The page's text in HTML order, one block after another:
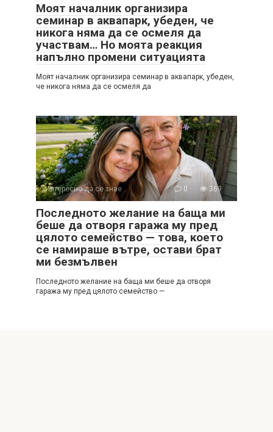
Моят началник организира
семинар в аквапарк, убеден, че
никога няма да се осмеля да
участвам… Но моята реакция
напълно промени ситуацията
Моят началник организира семинар в аквапарк, убеден,
че никога няма да се осмеля да
Интересно да се знае 0 369
Последното желание на баща ми
беше да отворя гаража му пред
цялото семейство — това, което
се намираше вътре, остави брат
ми безмълвен
Последното желание на баща ми беше да отворя
гаража му пред цялото семейство —